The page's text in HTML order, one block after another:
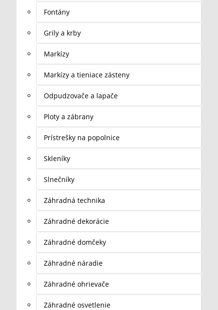
Fontány
Grily a krby
Markízy
Markízy a tieniace zásteny
Odpudzovače a lapače
Ploty a zábrany
Prístrešky na popolnice
Skleníky
Slnečníky
Záhradná technika
Záhradné dekorácie
Záhradné domčeky
Záhradné náradie
Záhradné ohrievače
Záhradné osvetlenie